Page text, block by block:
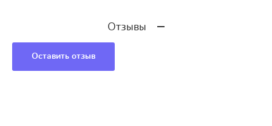
Отзывы
Оставить отзыв